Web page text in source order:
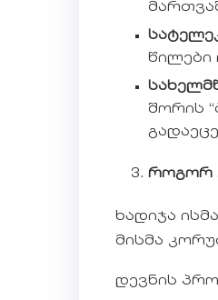
წილები
შორის
როგორ
ხადიჯა
მისმა
დევნის